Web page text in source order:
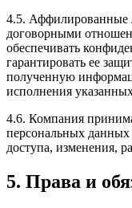
4.5. Аффилированные
договорными
обеспечивать
гарантировать ее
полученную
исполнения
4.6. Компания
персональных данных
доступа, изменения,
5. Права и